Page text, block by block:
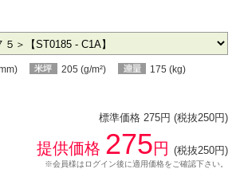
205 (g/m²) 175 (kg)
標準価格 275円 (税抜250円)
提供価格 275円 (税抜250円)
※会員様はログイン後に適用価格をご確認下さい。